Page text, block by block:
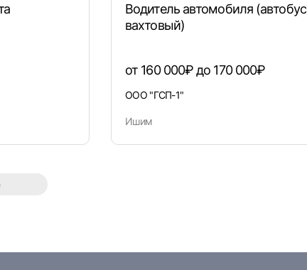
Водитель автомобиля (автобус
вахтовый)
от 160 000₽ до 170 000₽
ООО "ГСП-1"
Ишим